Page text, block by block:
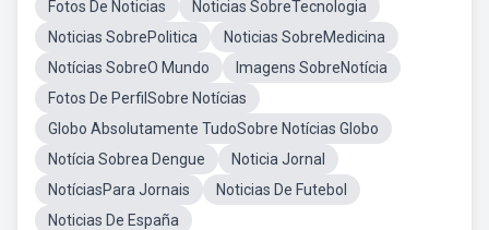
Fotos De Noticias
Noticias SobreTecnologia
Noticias SobrePolitica
Noticias SobreMedicina
Notícias SobreO Mundo
Imagens SobreNotícia
Fotos De PerfilSobre Notícias
Globo Absolutamente TudoSobre Notícias Globo
Notícia Sobrea Dengue
Noticia Jornal
NotíciasPara Jornais
Noticias De Futebol
Noticias De España